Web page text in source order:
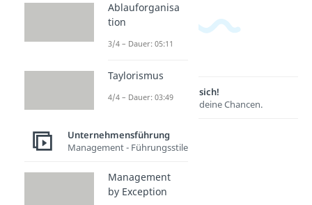
Lernen lohnt sich!
Entdecke hier deine Chancen.
Ablauforganisa
tion
3/4 – Dauer: 05:11
Taylorismus
4/4 – Dauer: 03:49
Unternehmensführung
Management - Führungsstile
Management
by Exception